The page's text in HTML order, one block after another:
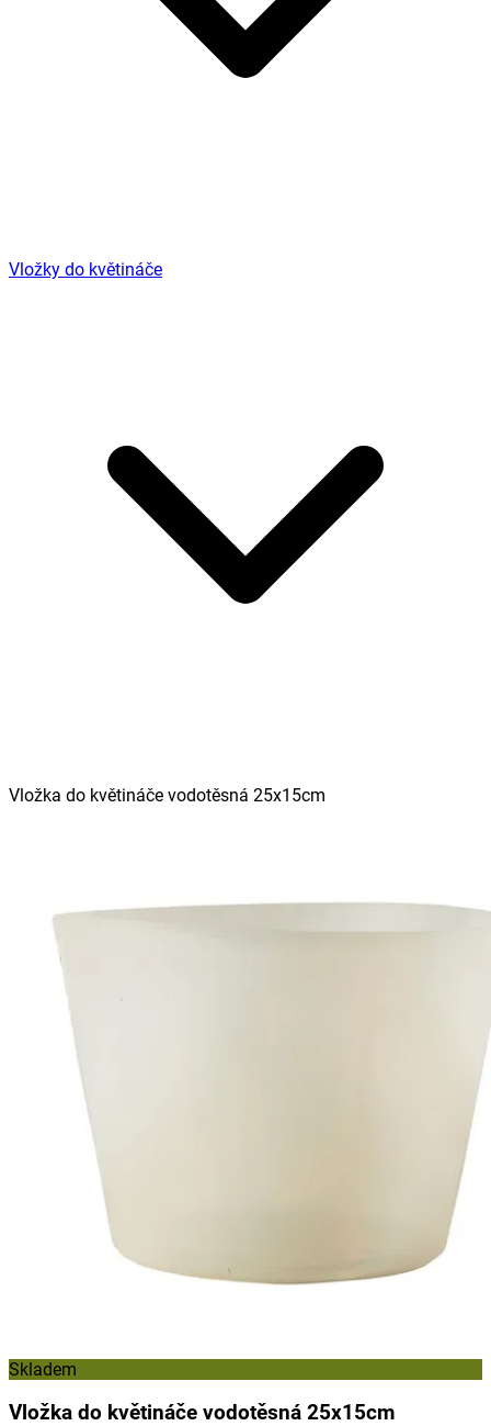
Vložky do květináče
Vložka do květináče vodotěsná 25x15cm
Skladem
Vložka do květináče vodotěsná 25x15cm